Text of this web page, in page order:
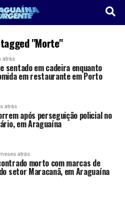
"Morte"
atrás
sentado em cadeira enquanto
em restaurante em Porto
atrás
após perseguição policial no
em Araguaína
atrás
morto com marcas de
setor Maracanã, em Araguaína